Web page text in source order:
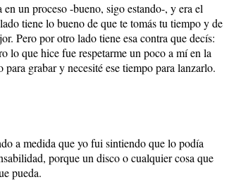
un proceso -bueno, sigo estando-, y era el
tiene lo bueno de que te tomás tu tiempo y de
Pero por otro lado tiene esa contra que decís:
lo que hice fue respetarme un poco a mí en la
grabar y necesité ese tiempo para lanzarlo.
a medida que yo fui sintiendo que lo podía
porque un disco o cualquier cosa que
pueda.